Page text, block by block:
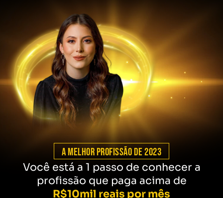
a melhor profissão de 2023
Você está a 1 passo de conhecer a
profissão que paga acima de
R$10mil reais por mês